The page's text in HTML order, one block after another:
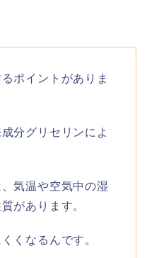
ポイントがありま
分グリセリンによ
気温や空気中の湿
があります。
くなるんです。